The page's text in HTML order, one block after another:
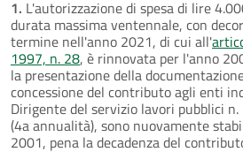
1. L'autorizzazione di spesa di lire
durata massima ventennale, con
termine nell'anno 2021, di cui all'
1997, n. 28, è rinnovata per l'anno
la presentazione della
concessione del contributo agli enti
Dirigente del servizio lavori pubblici
(4a annualità), sono nuovamente
2001, pena la decadenza del